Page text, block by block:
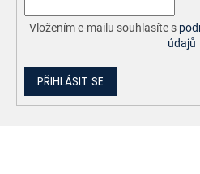
Vložením e-mailu souhlasíte s
údajů
PŘIHLÁSIT SE